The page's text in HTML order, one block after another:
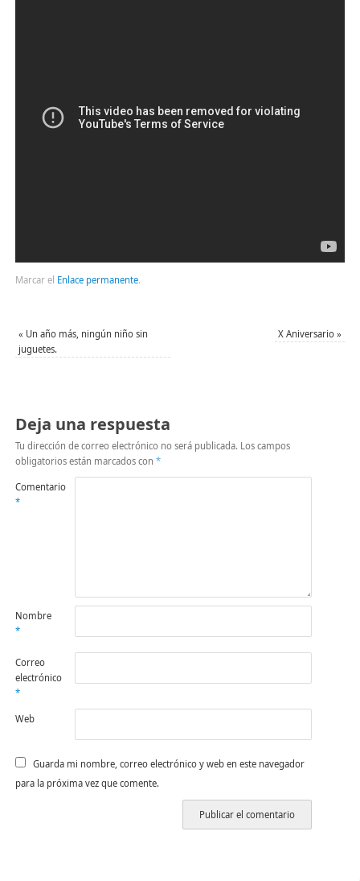
Marcar el Enlace permanente.
« Un año más, ningún niño sin
juguetes.
X Aniversario»
Deja una respuesta
Tu dirección de correo electrónico no será publicada. Los campos
obligatorios están marcados con *
Comentario
*
Nombre
*
Correo
electrónico
*
Web
Guarda mi nombre, correo electrónico y web en este navegador
para la próxima vez que comente.